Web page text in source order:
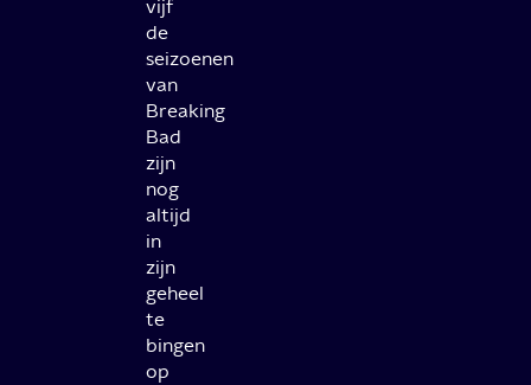
vijf
de
seizoenen
van
Breaking
Bad
zijn
nog
altijd
in
zijn
geheel
te
bingen
op